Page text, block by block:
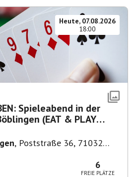
Heute, 07.08.2026
18:00
Spieleabend in der
(EAT & PLAY
, Poststraße 36, 71032
6
FREIE PLÄTZE